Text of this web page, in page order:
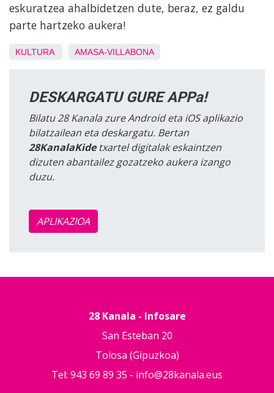
eskuratzea ahalbidetzen dute, beraz, ez galdu
parte hartzeko aukera!
KULTURA AMASA-VILLABONA
DESKARGATU GURE APPa!
Bilatu 28 Kanala zure Android eta iOS aplikazio
bilatzailean eta deskargatu. Bertan
28KanalaKidetxartel digitalak eskaintzen
dizuten abantailez gozatzeko aukera izango
duzu.
APLIKAZIOA
28 Kanala - Infosare
San Esteban 20
Tolosa (Gipuzkoa)
Tel: 943 69 89 35 - info@28kanala.eus